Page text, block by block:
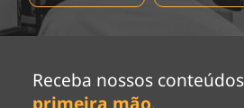
Receba nossos
primeira mão.